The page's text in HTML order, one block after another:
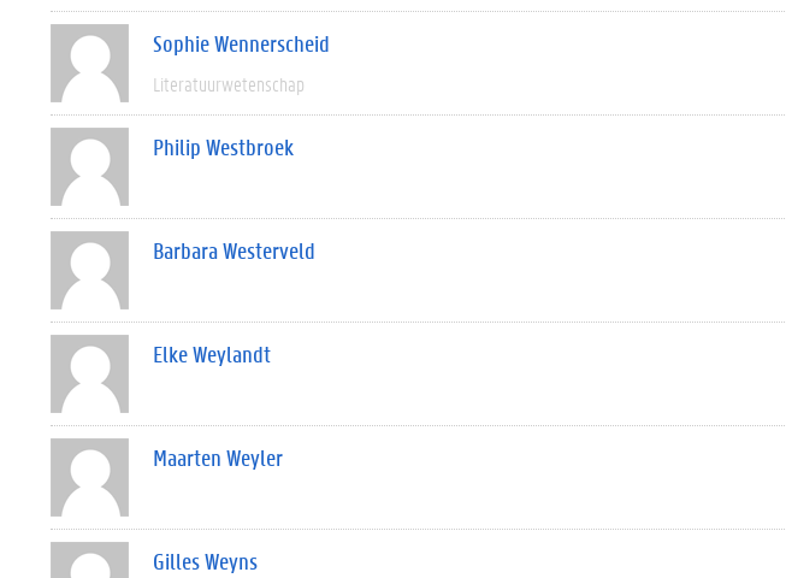
Sophie Wennerscheid
Literatuurwetenschap
Philip Westbroek
Barbara Westerveld
Elke Weylandt
Maarten Weyler
Gilles Weyns